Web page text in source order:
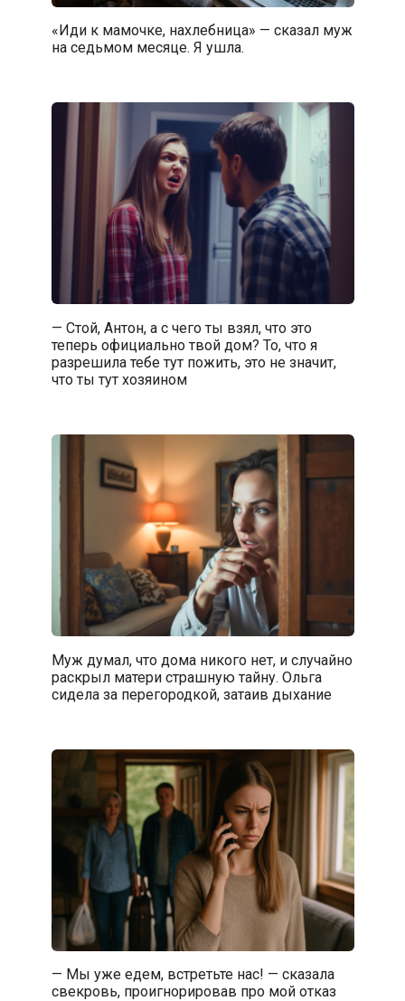
«Иди к мамочке, нахлебница» — сказал муж
на седьмом месяце. Я ушла.
— Стой, Антон, а с чего ты взял, что это
теперь официально твой дом? То, что я
разрешила тебе тут пожить, это не значит,
что ты тут хозяином
Муж думал, что дома никого нет, и случайно
раскрыл матери страшную тайну. Ольга
сидела за перегородкой, затаив дыхание
— Мы уже едем, встретьте нас! — сказала
свекровь, проигнорировав про мой отказ